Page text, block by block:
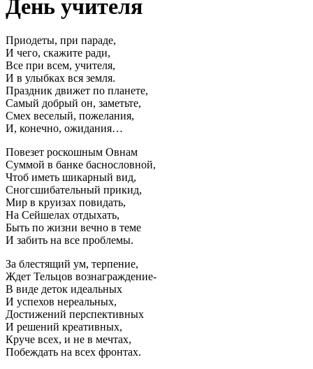
День учителя
Приодеты, при параде,
И чего, скажите ради,
Все при всем, учителя,
И в улыбках вся земля.
Праздник движет по планете,
Самый добрый он, заметьте,
Смех веселый, пожелания,
И, конечно, ожидания…
Повезет роскошным Овнам
Суммой в банке баснословной,
Чтоб иметь шикарный вид,
Сногсшибательный прикид,
Мир в круизах повидать,
На Сейшелах отдыхать,
Быть по жизни вечно в теме
И забить на все проблемы.
За блестящий ум, терпение,
Ждет Тельцов вознаграждение-
В виде деток идеальных
И успехов нереальных,
Достижений перспективных
И решений креативных,
Круче всех, и не в мечтах,
Побеждать на всех фронтах.